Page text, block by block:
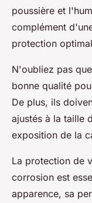
poussière et
complément
protection
N'oubliez pas
bonne qualité
De plus, ils
ajustés à la taille
exposition de la
La protection de
corrosion est
apparence, sa